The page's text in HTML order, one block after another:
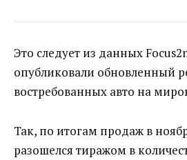
Это следует из данных
опубликовали обновленный
востребованных авто на
Так, по итогам продаж в
разошелся тиражом в